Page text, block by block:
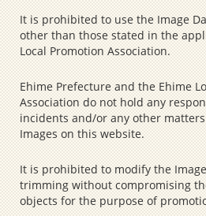
It is prohibited to use the Image
other than those stated in the
Local Promotion Association.
Ehime Prefecture and the Ehime
Association do not hold any
incidents and/or any other
Images on this website.
It is prohibited to modify the
trimming without compromising
objects for the purpose of